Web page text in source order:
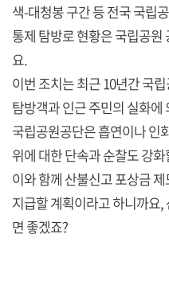
색-대청봉 구간 등 전국 국립
통제 탐방로 현황은 국립공
요.
이번 조치는 최근 10년간 국
탐방객과 인근 주민의 실화에
국립공원공단은 흡연이나 인
위에 대한 단속과 순찰도 강
이와 함께 산불신고 포상금
지급할 계획이라고 하니까요
면 좋겠죠?